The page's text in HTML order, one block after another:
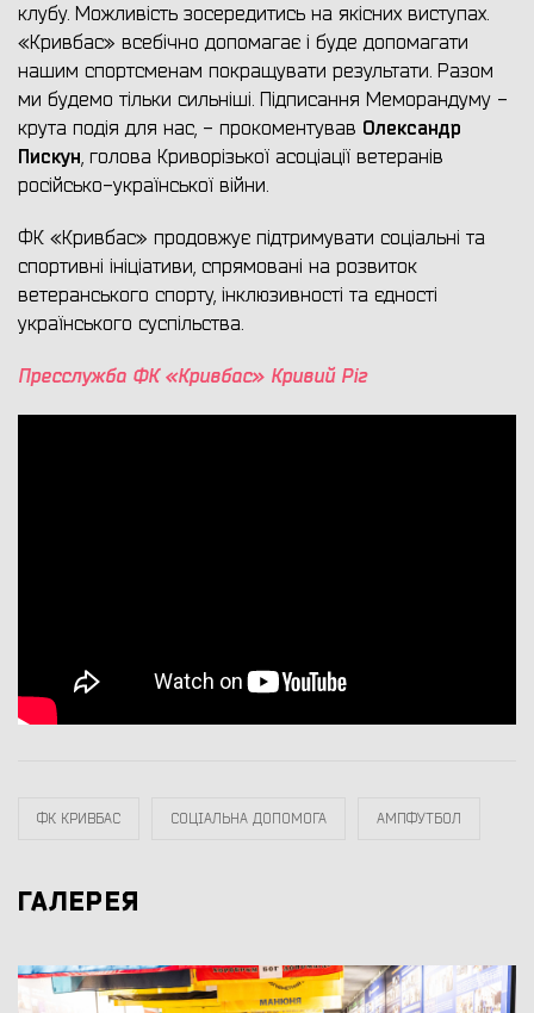
клубу. Можливість зосередитись на якісних виступах.
«Кривбас» всебічно допомагає і буде допомагати
нашим спортсменам покращувати результати. Разом
ми будемо тільки сильніші. Підписання Меморандуму -
крута подія для нас, - прокоментував Олександр
Пискун, голова Криворізької асоціації ветеранів
російсько-української війни.
ФК «Кривбас» продовжує підтримувати соціальні та
спортивні ініціативи, спрямовані на розвиток
ветеранського спорту, інклюзивності та єдності
українського суспільства.
Пресслужба ФК «Кривбас» Кривий Ріг
ФК КРИВБАС СОЦІАЛЬНА ДОПОМОГА АМПФУТБОЛ
ГАЛЕРЕЯ